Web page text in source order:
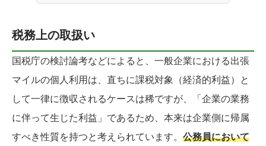
税務上の取扱い
国税庁の検討論考などによると、一般企業における出張
マイルの個人利用は、直ちに課税対象（経済的利益）と
して一律に徴収されるケースは稀ですが、「企業の業務
に伴って生じた利益」であるため、本来は企業側に帰属
すべき性質を持つと考えられています。 公務員において